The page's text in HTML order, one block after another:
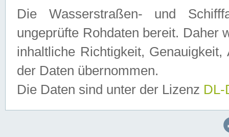
Die Wasserstraßen- und
ungeprüfte Rohdaten bereit. Daher
inhaltliche Richtigkeit,
der Daten übernommen.
Die Daten sind unter der Lizenz